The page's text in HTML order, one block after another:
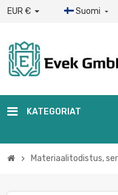
EUR € Suomi 
KATEGORIAT
chevron_right Materiaalitodistus,